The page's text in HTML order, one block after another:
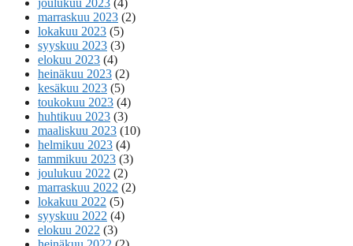
joulukuu 2023 (4)
marraskuu 2023 (2)
lokakuu 2023 (5)
syyskuu 2023 (3)
elokuu 2023 (4)
heinäkuu 2023 (2)
kesäkuu 2023 (5)
toukokuu 2023 (4)
huhtikuu 2023 (3)
maaliskuu 2023 (10)
helmikuu 2023 (4)
tammikuu 2023 (3)
joulukuu 2022 (2)
marraskuu 2022 (2)
lokakuu 2022 (5)
syyskuu 2022 (4)
elokuu 2022 (3)